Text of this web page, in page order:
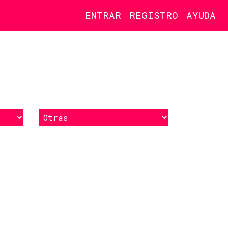
ENTRAR REGISTRO AYUDA